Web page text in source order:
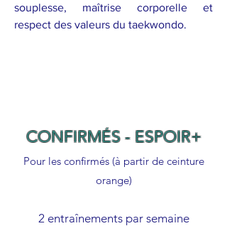
souplesse, maîtrise corporelle et
respect des valeurs du taekwondo.
CONFIRMÉS - ESPOIR+
Pour les confirmés (à partir de ceinture
orange)
2 entraînements par semaine